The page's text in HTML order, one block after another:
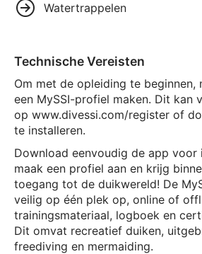
Watertrappelen
Technische Vereisten
Om met de opleiding te beginnen,
een MySSI-profiel maken. Dit kan
op www.divessi.com/register of
te installeren.
Download eenvoudig de app voor
maak een profiel aan en krijg
toegang tot de duikwereld! De
veilig op één plek op, online of
trainingsmateriaal, logboek en
Dit omvat recreatief duiken,
freediving en mermaiding.